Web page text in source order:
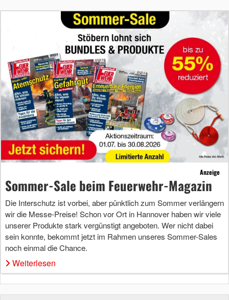
Anzeige
Sommer-Sale beim Feuerwehr-Magazin
Die Interschutz ist vorbei, aber pünktlich zum Sommer verlängern
wir die Messe-Preise! Schon vor Ort in Hannover haben wir viele
unserer Produkte stark vergünstigt angeboten. Wer nicht dabei
sein konnte, bekommt jetzt im Rahmen unseres Sommer-Sales
noch einmal die Chance.
Weiterlesen